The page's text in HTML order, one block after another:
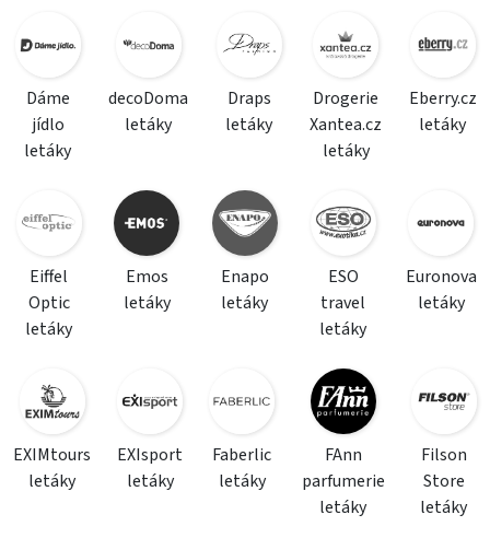
Dáme
jídlo
letáky
decoDoma
letáky
Draps
letáky
Drogerie
Xantea.cz
letáky
Eberry.cz
letáky
Eiffel
Optic
letáky
Emos
letáky
Enapo
letáky
ESO
travel
letáky
Euronova
letáky
EXIMtours
letáky
EXIsport
letáky
Faberlic
letáky
FAnn
parfumerie
letáky
Filson
Store
letáky